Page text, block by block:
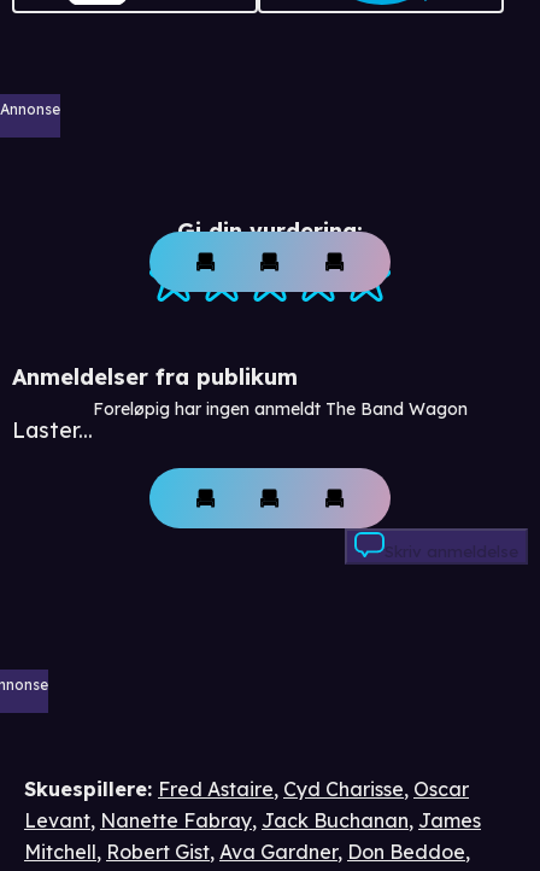
Annonse
Gi din vurdering:
Anmeldelser fra publikum
Laster...
Foreløpig har ingen anmeldt The Band Wagon
Skriv anmeldelse
Skuespillere: Fred Astaire, Cyd Charisse, Oscar
Levant, Nanette Fabray, Jack Buchanan, James
Mitchell, Robert Gist, Ava Gardner, Don Beddoe,